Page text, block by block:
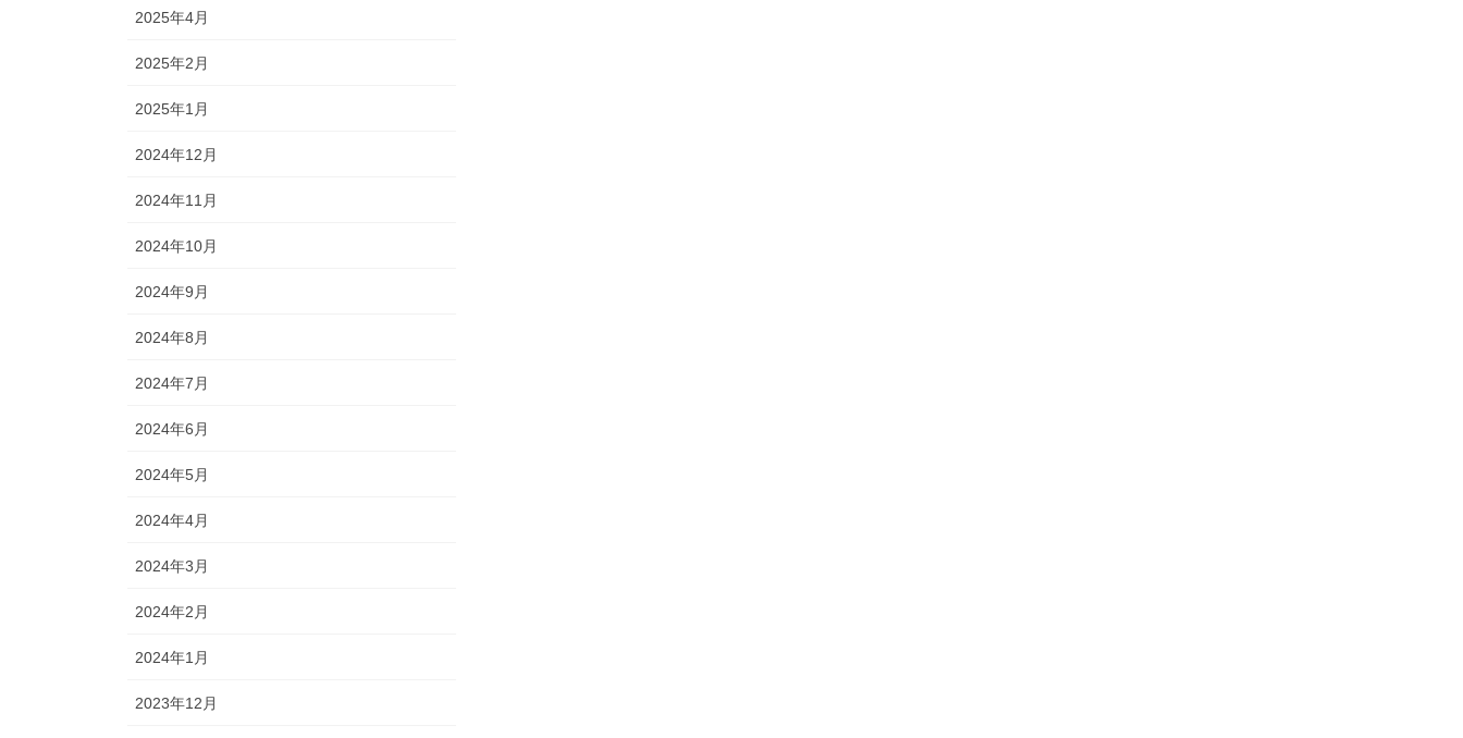
2025年4月
2025年2月
2025年1月
2024年12月
2024年11月
2024年10月
2024年9月
2024年8月
2024年7月
2024年6月
2024年5月
2024年4月
2024年3月
2024年2月
2024年1月
2023年12月